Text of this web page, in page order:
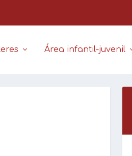
Área infantil-juvenil